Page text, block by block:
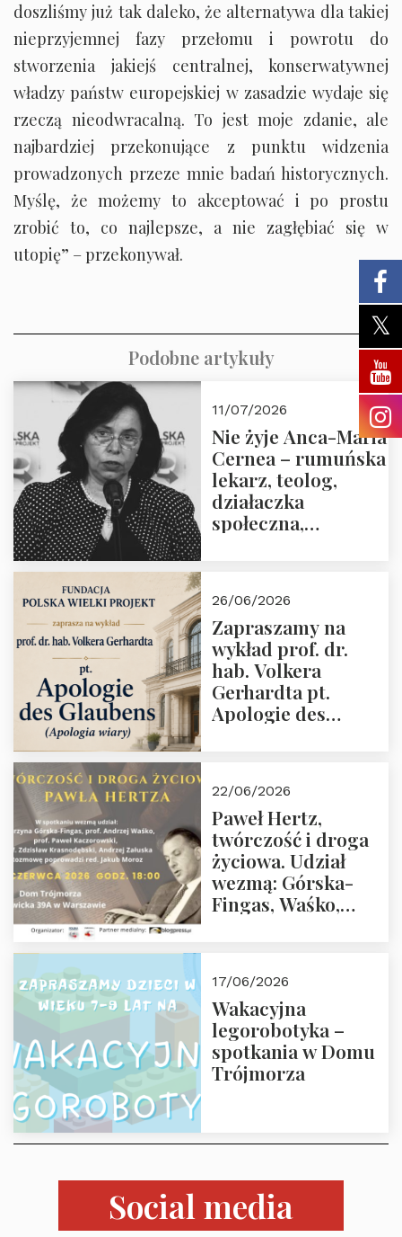
doszliśmy już tak daleko, że alternatywa dla takiej
nieprzyjemnej fazy przełomu i powrotu do
stworzenia jakiejś centralnej, konserwatywnej
władzy państw europejskiej w zasadzie wydaje się
rzeczą nieodwracalną. To jest moje zdanie, ale
najbardziej przekonujące z punktu widzenia
prowadzonych przeze mnie badań historycznych.
Myślę, że możemy to akceptować i po prostu
zrobić to, co najlepsze, a nie zagłębiać się w
utopię” – przekonywał.
Podobne artykuły
11/07/2026
Nie żyje Anca-Maria
Cernea – rumuńska
lekarz, teolog,
działaczka
społeczna,
przez Fundację
Polska Wielki
Projekt
26/06/2026
Zapraszamy na
wykład prof. dr.
hab. Volkera
Gerhardta pt.
Apologie des
02.07.2026 r. godz.
18:00.
22/06/2026
Paweł Hertz,
twórczość i droga
życiowa. Udział
wezmą: Górska-
Fingas, Waśko,
czerwca 2026 r.
godz. 18:00 w Domu
Trójmorza.
Zapraszamy!
17/06/2026
Wakacyjna
legorobotyka –
spotkania w Domu
Trójmorza
Social media